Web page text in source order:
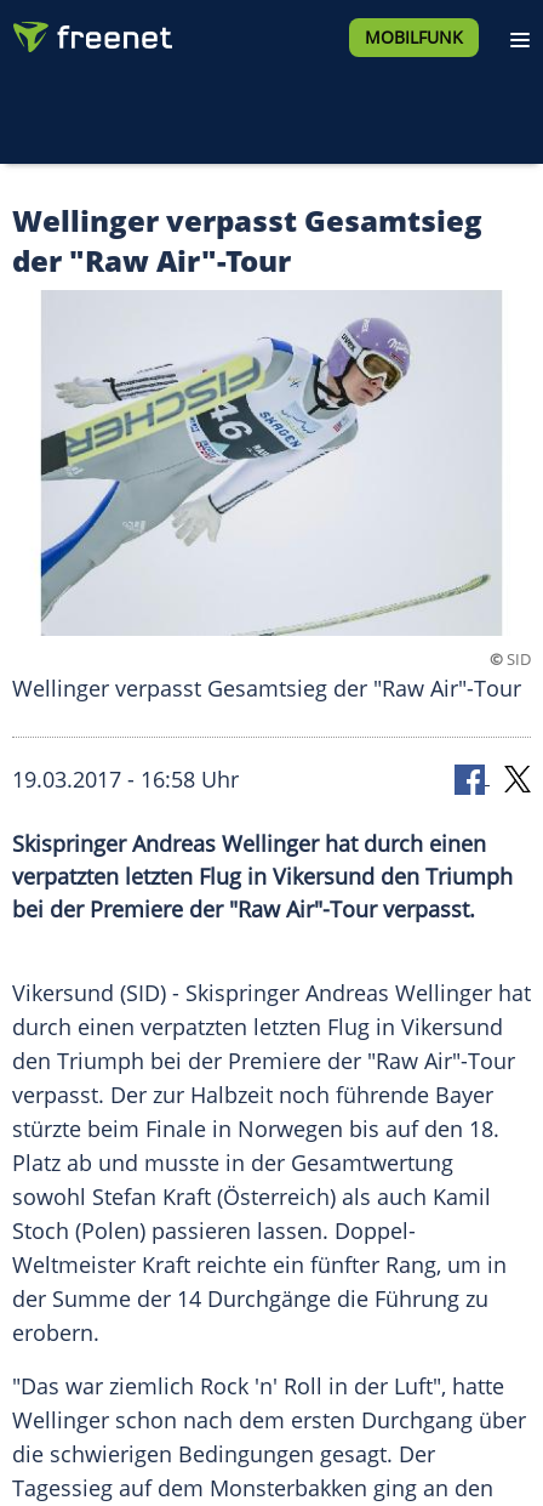
MOBILFUNK
Wellinger verpasst Gesamtsieg
der "Raw Air"-Tour
©SID
Wellinger verpasst Gesamtsieg der "Raw Air"-Tour
19.03.2017 - 16:58 Uhr
Skispringer Andreas Wellinger hat durch einen
verpatzten letzten Flug in Vikersund den Triumph
bei der Premiere der "Raw Air"-Tour verpasst.
Vikersund (SID) - Skispringer Andreas Wellinger hat
durch einen verpatzten letzten Flug in Vikersund
den Triumph bei der Premiere der "Raw Air"-Tour
verpasst. Der zur Halbzeit noch führende Bayer
stürzte beim Finale in Norwegen bis auf den 18.
Platz ab und musste in der Gesamtwertung
sowohl Stefan Kraft (Österreich) als auch Kamil
Stoch (Polen) passieren lassen. Doppel-
Weltmeister Kraft reichte ein fünfter Rang, um in
der Summe der 14 Durchgänge die Führung zu
erobern.
"Das war ziemlich Rock 'n' Roll in der Luft", hatte
Wellinger schon nach dem ersten Durchgang über
die schwierigen Bedingungen gesagt. Der
Tagessieg auf dem Monsterbakken ging an den